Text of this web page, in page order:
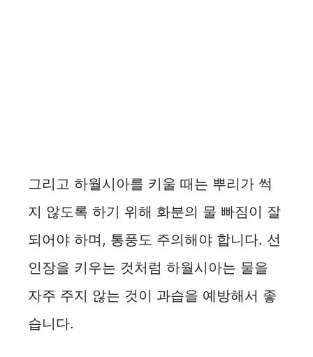
그리고 하월시아를 키울 때는 뿌리가 썩
지 않도록 하기 위해 화분의 물 빠짐이 잘
되어야 하며, 통풍도 주의해야 합니다. 선
인장을 키우는 것처럼 하월시아는 물을
자주 주지 않는 것이 과습을 예방해서 좋
습니다.